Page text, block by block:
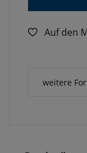
Auf den
weitere